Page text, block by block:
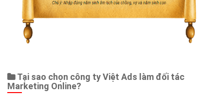
Tại sao chọn công ty Việt Ads làm đối tác
Marketing Online?